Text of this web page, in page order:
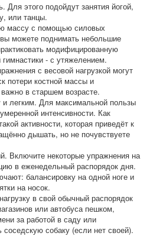
Для этого подойдут занятия йогой,
или танцы.
массу с помощью силовых
можете поднимать небольшие
модифицированную
- с утяжелением.
с весовой нагрузкой могут
потери костной массы и
в старшем возрасте.
и легким. Для максимальной пользы
интенсивности. Как
активности, которая приведёт к
дышать, но не почувствуете
Включите некоторые упражнения на
в еженедельный распорядок дня.
балансировку на одной ноге и
на носок.
в свой обычный распорядок
или автобуса пешком,
за работой в саду или
собаку (если нет своей).